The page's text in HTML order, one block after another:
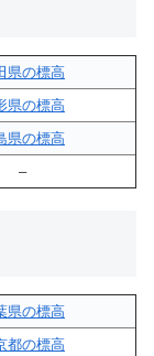
県の標高
県の標高
県の標高
–
県の標高
都の標高